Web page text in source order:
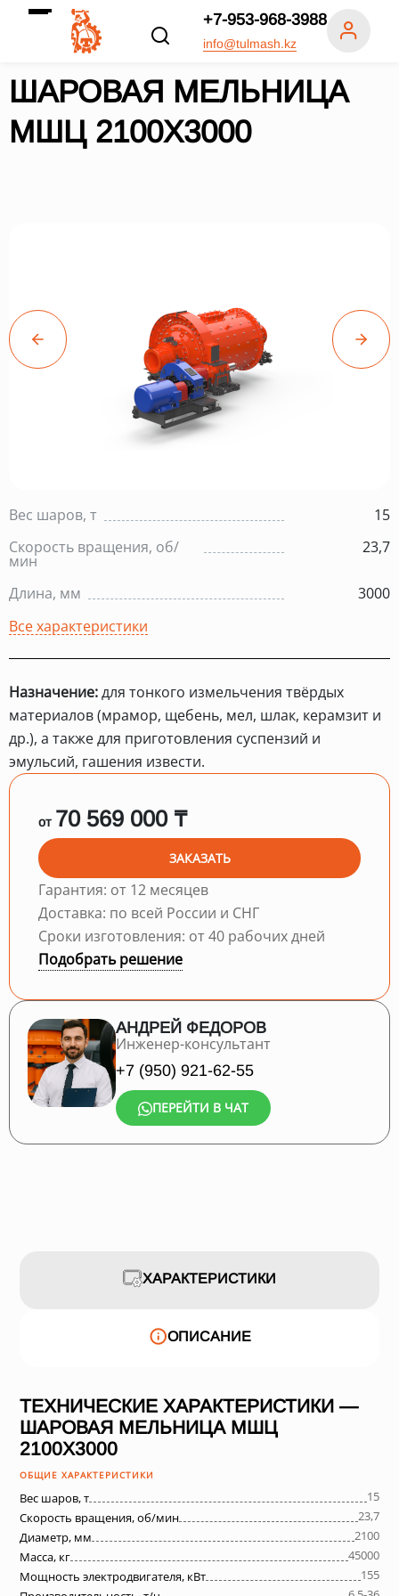
+7-953-968-3988
info@tulmash.kz
ШАРОВАЯ МЕЛЬНИЦА
МШЦ 2100Х3000
Вес шаров, т
15
Скорость вращения, об/
мин
23,7
Длина, мм
3000
Все характеристики
Назначение:для тонкого измельчения твёрдых
материалов (мрамор, щебень, мел, шлак, керамзит и
др.), а также для приготовления суспензий и
эмульсий, гашения извести.
от 70 569 000 ₸
ЗАКАЗАТЬ
Гарантия: от 12 месяцев
Доставка: по всей России и СНГ
Сроки изготовления: от 40 рабочих дней
Подобрать решение
АНДРЕЙ ФЕДОРОВ
Инженер-консультант
+7 (950) 921-62-55
ПЕРЕЙТИ В ЧАТ
ХАРАКТЕРИСТИКИ
ОПИСАНИЕ
ТЕХНИЧЕСКИЕ ХАРАКТЕРИСТИКИ —
ШАРОВАЯ МЕЛЬНИЦА МШЦ
2100Х3000
ОБЩИЕ ХАРАКТЕРИСТИКИ
Вес шаров, т
15
Скорость вращения, об/мин
23,7
Диаметр, мм
2100
Масса, кг
45000
Мощность электродвигателя, кВт
155